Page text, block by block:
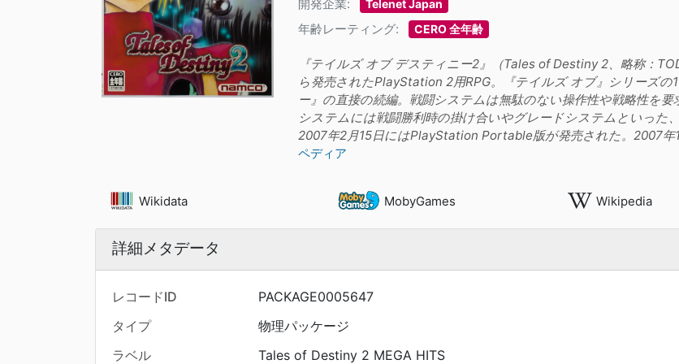
開発企業: Telenet Japan
年齢レーティング: CERO 全年齢
『テイルズ オブ デスティニー2』（Tales of Destiny 2、略称：
ら発売されたPlayStation 2用RPG。『テイルズ オブ』シリーズ
ー』の直接の続編。戦闘システムは無駄のない操作性や戦略性を
システムには戦闘勝利時の掛け合いやグレードシステムといった
2007年2月15日にはPlayStation Portable版が発売された。2007年
ペディア
Wikidata MobyGames Wikipedia
詳細メタデータ
レコードID
PACKAGE0005647
タイプ
物理パッケージ
ラベル
Tales of Destiny 2 MEGA HITS